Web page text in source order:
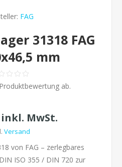
FAG
31318 FAG
mm
ab.
inkl. MwSt.
Versand
von FAG – zerlegbares
ISO 355 / DIN 720 zur